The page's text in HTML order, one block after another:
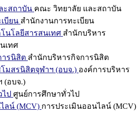
ะสถาบัน คณะ วิทยาลัย และสถาบัน
บียน สำนักงานการทะเบียน
นโลยีสารสนเทศ สำนักบริหาร
เทศ
ารนิสิต สำนักบริหารกิจการนิสิต
มสรนิสิตจุฬาฯ (อบจ.) องค์การบริหาร
(อบจ.)
ป ศูนย์การศึกษาทั่วไป
ลน์ (MCV) การประเมินออนไลน์ (MCV)